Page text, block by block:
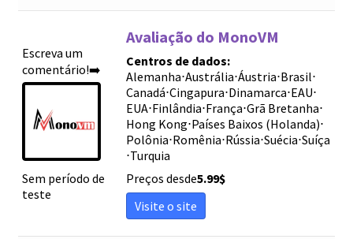
Escreva um
comentário!➡️
Sem período de
teste
Avaliação do MonoVM
Centros de dados:
Alemanha⋅Austrália⋅Áustria⋅Brasil⋅
Canadá⋅Cingapura⋅Dinamarca⋅EAU⋅
EUA⋅Finlândia⋅França⋅Grã Bretanha⋅
Hong Kong⋅Países Baixos (Holanda)⋅
Polônia⋅Romênia⋅Rússia⋅Suécia⋅Suíça
⋅Turquia
Preços desde5.99$
Visite o site